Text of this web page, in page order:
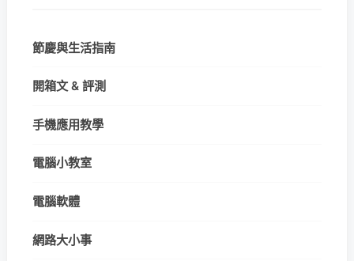
節慶與生活指南
開箱文 & 評測
手機應用教學
電腦小教室
電腦軟體
網路大小事